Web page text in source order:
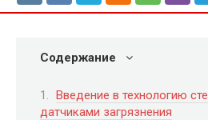
Содержание
Введение в технологию
датчиками загрязнения